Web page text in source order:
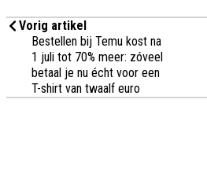
Vorig artikel
Bestellen bij Temu kost na
1 juli tot 70% meer: zóveel
betaal je nu écht voor een
T-shirt van twaalf euro